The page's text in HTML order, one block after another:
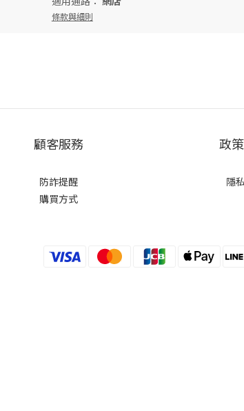
條款與細則
顧客服務
防詐提醒
購買方式
政
隱